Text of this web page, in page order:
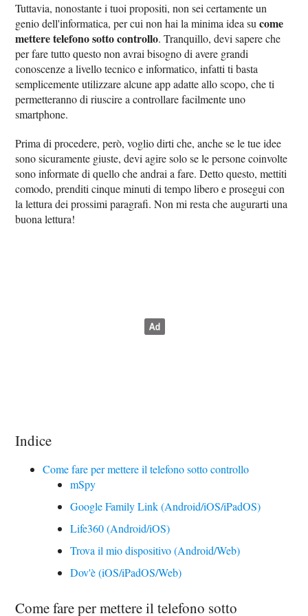
Tuttavia, nonostante i tuoi propositi, non sei certamente un
genio dell'informatica, per cui non hai la minima idea sucome
mettere telefono sotto controllo. Tranquillo, devi sapere che
per fare tutto questo non avrai bisogno di avere grandi
conoscenze a livello tecnico e informatico, infatti ti basta
semplicemente utilizzare alcune app adatte allo scopo, che ti
permetteranno di riuscire a controllare facilmente uno
smartphone.
Prima di procedere, però, voglio dirti che, anche se le tue idee
sono sicuramente giuste, devi agire solo se le persone coinvolte
sono informate di quello che andrai a fare. Detto questo, mettiti
comodo, prenditi cinque minuti di tempo libero e prosegui con
la lettura dei prossimi paragrafi. Non mi resta che augurarti una
buona lettura!
Indice
Come fare per mettere il telefono sotto controllo
mSpy
Google Family Link (Android/iOS/iPadOS)
Life360 (Android/iOS)
Trova il mio dispositivo (Android/Web)
Dov'è (iOS/iPadOS/Web)
Come fare per mettere il telefono sotto